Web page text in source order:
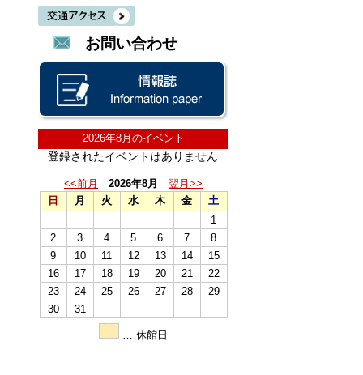
お問い合わせ
2026年8月のイベント
登録されたイベントはありません
<<前月 2026年8月
翌月>>
日
月 火 水 木 金
土
1
2
3 4 5 6 7
8
9
10 11 12 13 14
15
16
17 18 19 20 21
22
23
24 25 26 27 28
29
30
31
… 休館日